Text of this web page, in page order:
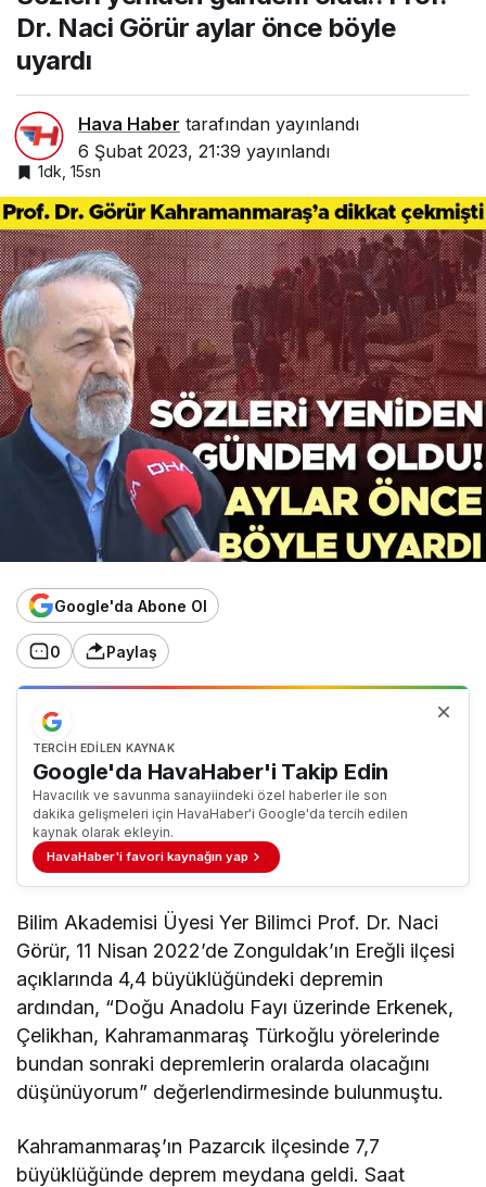
Dr. Naci Görür aylar önce böyle
uyardı
Hava Haber tarafından yayınlandı
6 Şubat 2023, 21:39 yayınlandı
1dk, 15sn
Google'da Abone Ol
0 Paylaş
TERCIH EDILEN KAYNAK
Google'da HavaHaber'i Takip Edin
Havacılık ve savunma sanayiindeki özel haberler ile son
dakika gelişmeleri için HavaHaber'i Google'da tercih edilen
kaynak olarak ekleyin.
HavaHaber'i favori kaynağın yap
Bilim Akademisi Üyesi Yer Bilimci Prof. Dr. Naci
Görür, 11 Nisan 2022’de Zonguldak’ın Ereğli ilçesi
açıklarında 4,4 büyüklüğündeki depremin
ardından, “Doğu Anadolu Fayı üzerinde Erkenek,
Çelikhan, Kahramanmaraş Türkoğlu yörelerinde
bundan sonraki depremlerin oralarda olacağını
düşünüyorum” değerlendirmesinde bulunmuştu.
Kahramanmaraş’ın Pazarcık ilçesinde 7,7
büyüklüğünde deprem meydana geldi. Saat